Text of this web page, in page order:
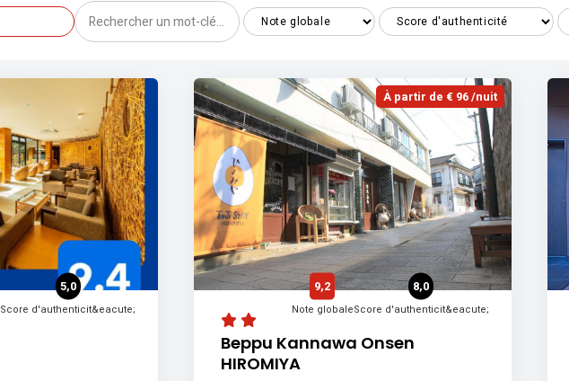
5,0
Score d'authenticit&eacute;
À partir de € 96 /nuit
Beppu Kannawa Onsen
HIROMIYA
9,2
Note globale
8,0
Score d'authenticit&eacute;